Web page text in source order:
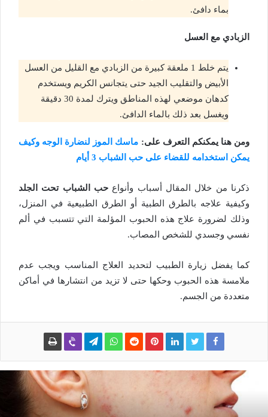
بماء دافئ.
الزبادي مع العسل
يتم خلط 1 ملعقة كبيرة من الزبادي مع القليل من العسل
الأبيض والتقليب الجيد حتى يتجانس الكريم ويستخدم
كدهان موضعي لهذه المناطق ويترك لمدة 30 دقيقة
ويغسل بعد ذلك بالماء الدافئ.
ومن هنا يمكنكم التعرف على: ماسك الموز لنضارة الوجه وكيف
يمكن استخدامه للقضاء على حب الشباب 3 أيام
ذكرنا من خلال المقال أسباب وأنواع حب الشباب تحت الجلد
وكيفية علاجه بالطرق الطبية أو الطرق الطبيعية في المنزل،
وذلك لضرورة علاج هذه الحبوب المؤلمة التي تتسبب في ألم
نفسي وجسدي للشخص المصاب.
كما يفضل زيارة الطبيب لتحديد العلاج المناسب ويجب عدم
ملامسة هذه الحبوب وحكها حتى لا تزيد من انتشارها في أماكن
متعددة من الجسم.